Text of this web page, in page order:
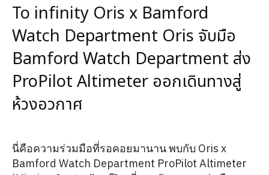
To infinity Oris x Bamford
Watch Department Oris จับมือ
Bamford Watch Department ส่ง
ProPilot Altimeter ออกเดินทางสู่
ห้วงอวกาศ
นี่คือความร่วมมือที่รอคอยมานาน พบกับ Oris x
Bamford Watch Department ProPilot Altimeter